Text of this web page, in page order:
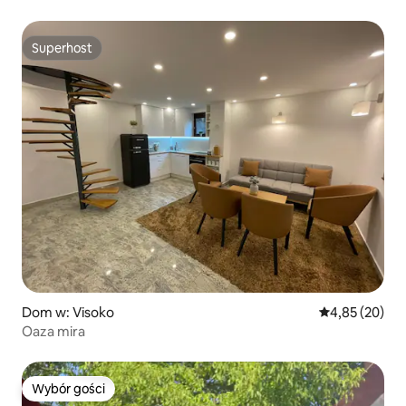
Superhost
Superhost
Dom w: Visoko Średnia
4,85 (20)
Oaza mira
Wybór gości
Wybór gości